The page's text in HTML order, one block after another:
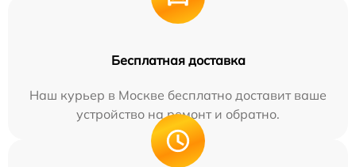
Бесплатная доставка
Наш курьер в Москве бесплатно доставит ваше
устройство на ремонт и обратно.